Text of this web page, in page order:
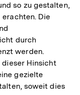
so zu gestalten,
Die
durch
werden.
Hinsicht
gezielte
soweit dies